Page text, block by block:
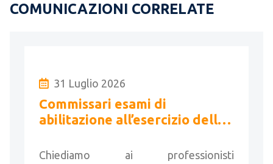
COMUNICAZIONI CORRELATE
31 Luglio 2026
Commissari esami di
abilitazione all’esercizio della
- Sessione 2026
Chiediamo ai professionisti